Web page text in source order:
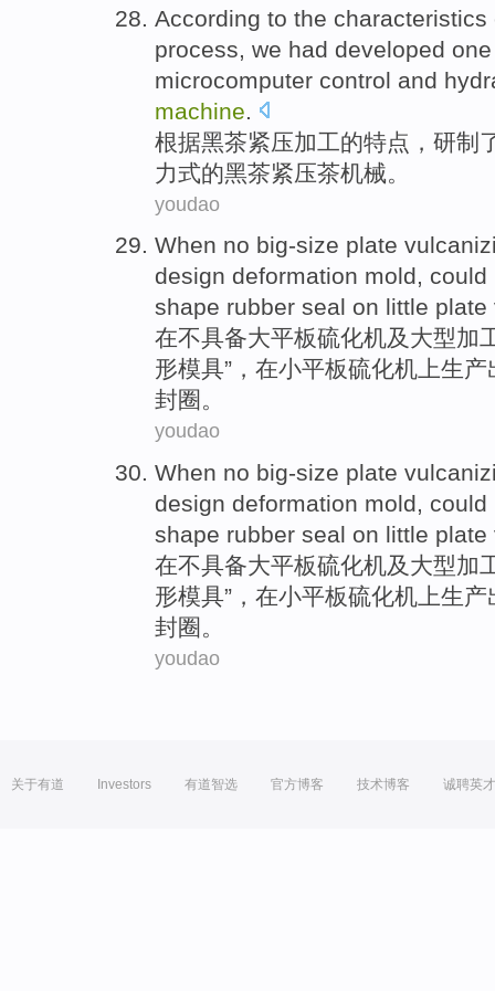
According to the characteristics
process we had developed one
microcomputer control and
machine
根据黑茶紧压加工的特点 ， 研制
力式的黑茶紧压茶机械 。
youdao
When no big-size plate
design deformation mold,
shape rubber seal on little plate
在不具备大平板硫化机及大型加
形模具”， 在小平板硫化机上生产
封圈 。
youdao
When no big-size plate
design deformation mold,
shape rubber seal on little plate
在不具备大平板硫化机及大型加
形模具”， 在小平板硫化机上生产
封圈 。
youdao
关于有道 Investors 有道智选 官方博客 技术博客 诚聘英才